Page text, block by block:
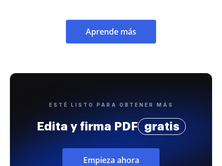
Aprende más
ESTÉ LISTO PARA OBTENER MÁS
Edita y firma PDF gratis
Empieza ahora